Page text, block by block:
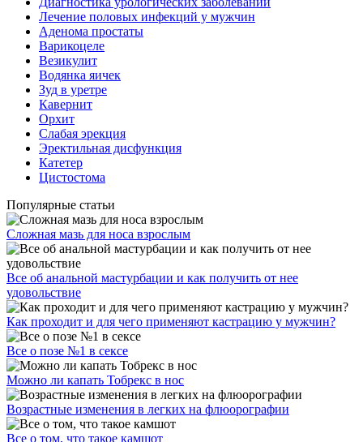
Лечение половых инфекций у мужчин
Аденома простаты
Варикоцеле
Везикулит
Водянка яичек
Зуд в уретре
Кавернит
Орхит
Слабая эрекция
Эректильная дисфункция
Катетер
Цистостома
Популярные статьи
Сложная мазь для носа взрослым
Все об анальной мастурбации и как получить от нее
удовольствие
Как проходит и для чего применяют кастрацию у мужчин?
Все о позе №1 в сексе
Можно ли капать Тобрекс в нос
Возрастные изменения в легких на флюорографии
Все о том, что такое камшот